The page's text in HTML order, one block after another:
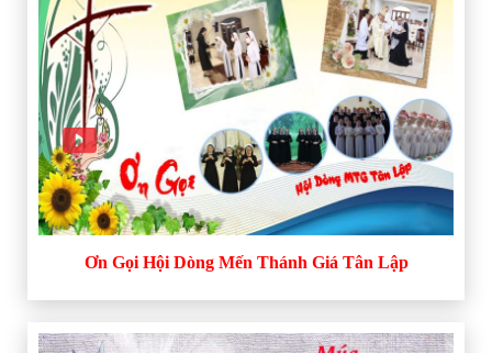
Ơn Gọi Hội Dòng Mến Thánh Giá Tân Lập